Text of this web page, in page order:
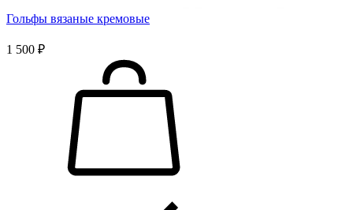
Гольфы вязаные кремовые
1 500 ₽